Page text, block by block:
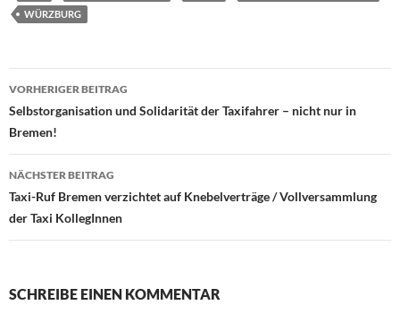
WÜRZBURG
Beitragsnavigation
VORHERIGER BEITRAG
Selbstorganisation und Solidarität der Taxifahrer – nicht nur in
Bremen!
NÄCHSTER BEITRAG
Taxi-Ruf Bremen verzichtet auf Knebelverträge / Vollversammlung
der Taxi KollegInnen
SCHREIBE EINEN KOMMENTAR